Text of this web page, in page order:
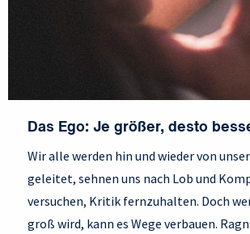
Das Ego: Je größer, desto
Wir alle werden hin und wieder von
geleitet, sehnen uns nach Lob und
versuchen, Kritik fernzuhalten. Doch
groß wird, kann es Wege verbauen.